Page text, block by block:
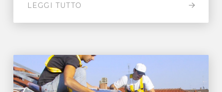
LEGGI TUTTO